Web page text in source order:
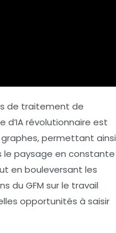
de traitement de
d’IA révolutionnaire est
permettant ainsi
le paysage en constante
en bouleversant les
du GFM sur le travail
opportunités à saisir